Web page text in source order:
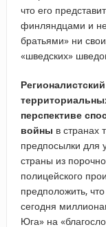
что его
финляндцами и
братьями» ни
«шведских»
перспективе
войны в странах
предпосылки для
страны из
полицейского
предположить,
сегодня
Юга» на